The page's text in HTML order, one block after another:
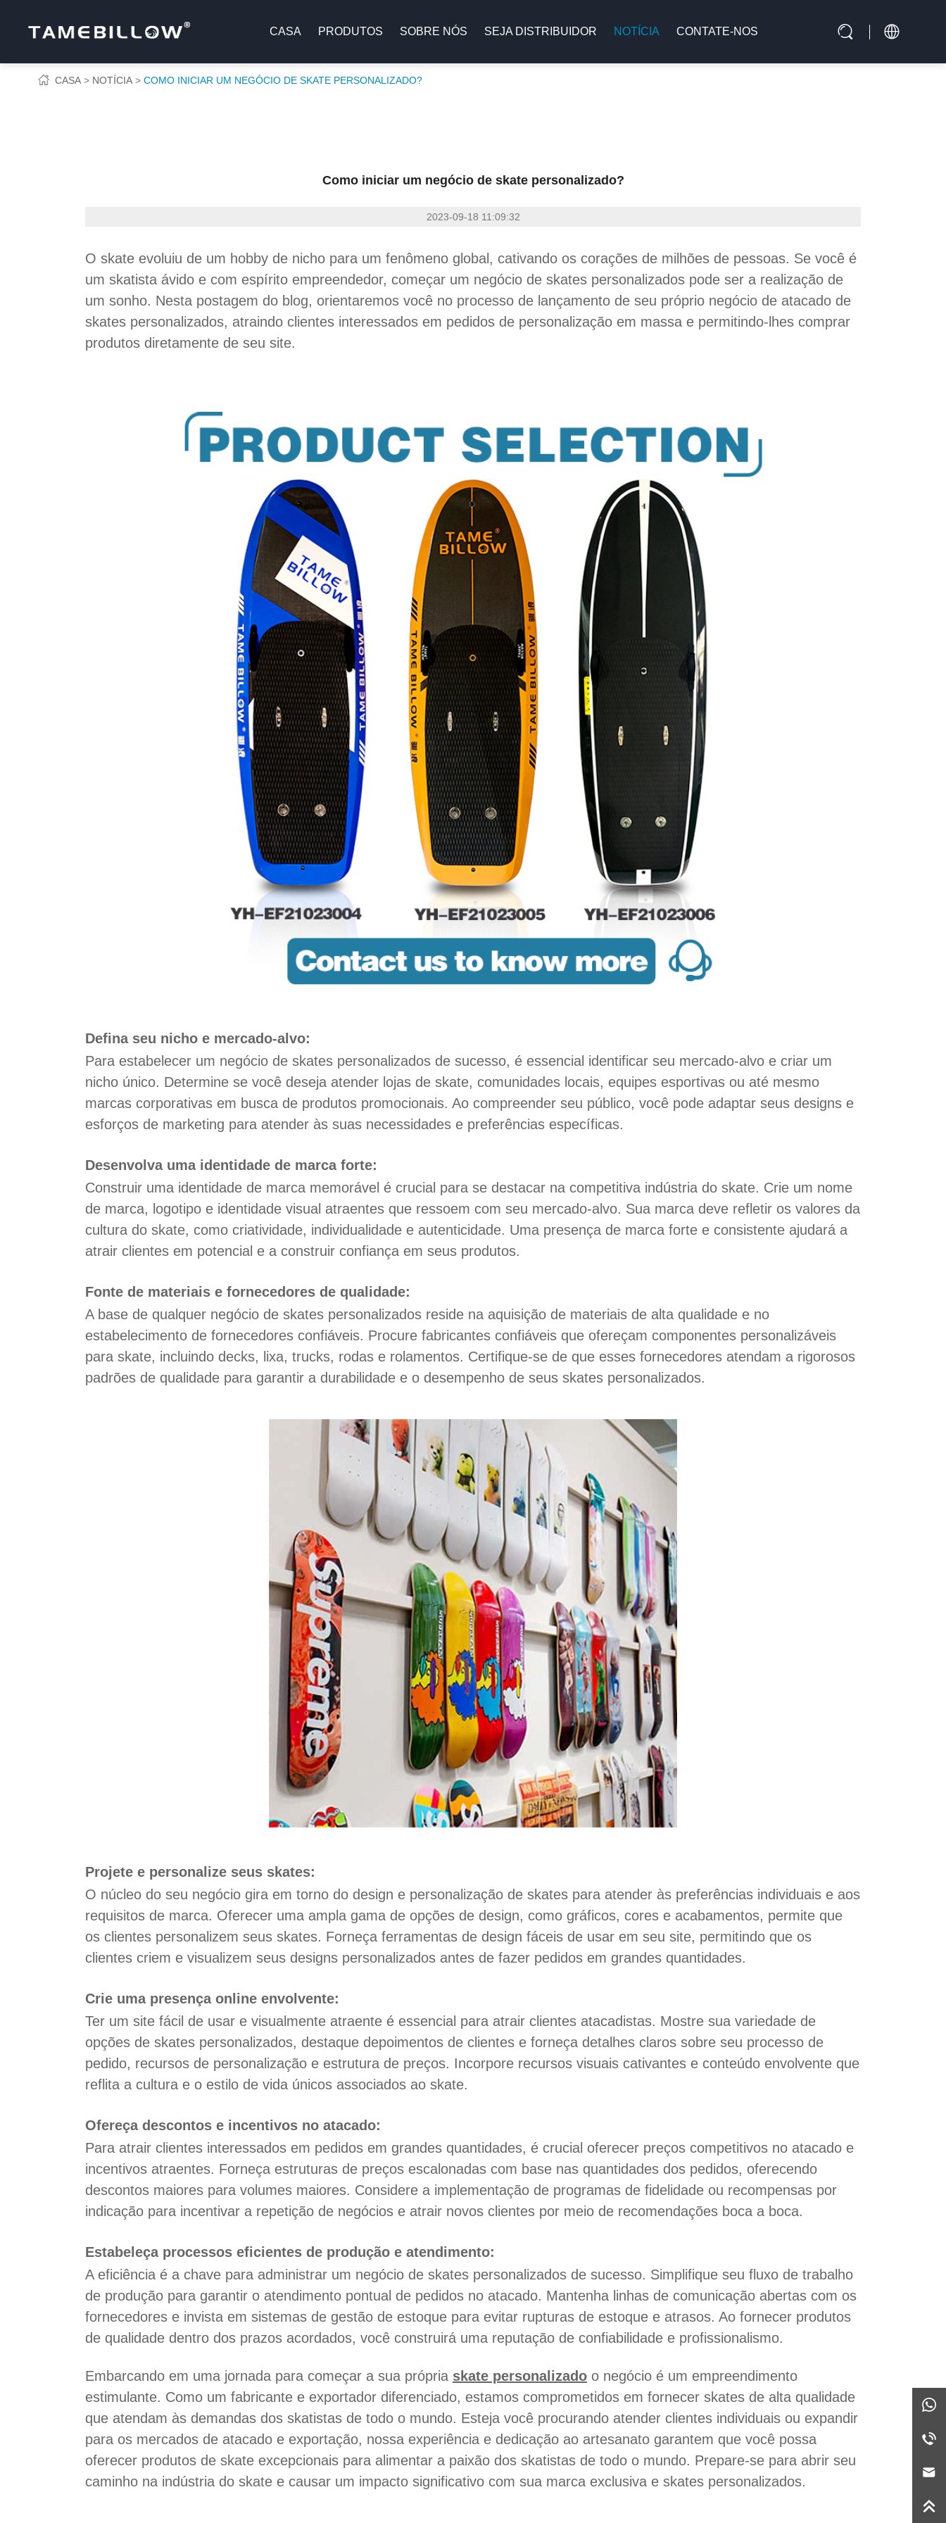
CASA PRODUTOS SOBRE NÓS SEJA DISTRIBUIDOR NOTÍCIA CONTATE-NOS
CASA NOTÍCIA COMO INICIAR UM NEGÓCIO DE SKATE PERSONALIZADO?
Como iniciar um negócio de skate personalizado?
2023-09-18 11:09:32
O skate evoluiu de um hobby de nicho para um fenômeno global, cativando os corações de milhões de pessoas. Se você é
um skatista ávido e com espírito empreendedor, começar um negócio de skates personalizados pode ser a realização de
um sonho. Nesta postagem do blog, orientaremos você no processo de lançamento de seu próprio negócio de atacado de
skates personalizados, atraindo clientes interessados em pedidos de personalização em massa e permitindo-lhes comprar
produtos diretamente de seu site.
Defina seu nicho e mercado-alvo:
Para estabelecer um negócio de skates personalizados de sucesso, é essencial identificar seu mercado-alvo e criar um
nicho único. Determine se você deseja atender lojas de skate, comunidades locais, equipes esportivas ou até mesmo
marcas corporativas em busca de produtos promocionais. Ao compreender seu público, você pode adaptar seus designs e
esforços de marketing para atender às suas necessidades e preferências específicas.
Desenvolva uma identidade de marca forte:
Construir uma identidade de marca memorável é crucial para se destacar na competitiva indústria do skate. Crie um nome
de marca, logotipo e identidade visual atraentes que ressoem com seu mercado-alvo. Sua marca deve refletir os valores da
cultura do skate, como criatividade, individualidade e autenticidade. Uma presença de marca forte e consistente ajudará a
atrair clientes em potencial e a construir confiança em seus produtos.
Fonte de materiais e fornecedores de qualidade:
A base de qualquer negócio de skates personalizados reside na aquisição de materiais de alta qualidade e no
estabelecimento de fornecedores confiáveis. Procure fabricantes confiáveis que ofereçam componentes personalizáveis
para skate, incluindo decks, lixa, trucks, rodas e rolamentos. Certifique-se de que esses fornecedores atendam a rigorosos
padrões de qualidade para garantir a durabilidade e o desempenho de seus skates personalizados.
Projete e personalize seus skates:
O núcleo do seu negócio gira em torno do design e personalização de skates para atender às preferências individuais e aos
requisitos de marca. Oferecer uma ampla gama de opções de design, como gráficos, cores e acabamentos, permite que
os clientes personalizem seus skates. Forneça ferramentas de design fáceis de usar em seu site, permitindo que os
clientes criem e visualizem seus designs personalizados antes de fazer pedidos em grandes quantidades.
Crie uma presença online envolvente:
Ter um site fácil de usar e visualmente atraente é essencial para atrair clientes atacadistas. Mostre sua variedade de
opções de skates personalizados, destaque depoimentos de clientes e forneça detalhes claros sobre seu processo de
pedido, recursos de personalização e estrutura de preços. Incorpore recursos visuais cativantes e conteúdo envolvente que
reflita a cultura e o estilo de vida únicos associados ao skate.
Ofereça descontos e incentivos no atacado:
Para atrair clientes interessados em pedidos em grandes quantidades, é crucial oferecer preços competitivos no atacado e
incentivos atraentes. Forneça estruturas de preços escalonadas com base nas quantidades dos pedidos, oferecendo
descontos maiores para volumes maiores. Considere a implementação de programas de fidelidade ou recompensas por
indicação para incentivar a repetição de negócios e atrair novos clientes por meio de recomendações boca a boca.
Estabeleça processos eficientes de produção e atendimento:
A eficiência é a chave para administrar um negócio de skates personalizados de sucesso. Simplifique seu fluxo de trabalho
de produção para garantir o atendimento pontual de pedidos no atacado. Mantenha linhas de comunicação abertas com os
fornecedores e invista em sistemas de gestão de estoque para evitar rupturas de estoque e atrasos. Ao fornecer produtos
de qualidade dentro dos prazos acordados, você construirá uma reputação de confiabilidade e profissionalismo.
Embarcando em uma jornada para começar a sua própria skate personalizadoo negócio é um empreendimento
estimulante. Como um fabricante e exportador diferenciado, estamos comprometidos em fornecer skates de alta qualidade
que atendam às demandas dos skatistas de todo o mundo. Esteja você procurando atender clientes individuais ou expandir
para os mercados de atacado e exportação, nossa experiência e dedicação ao artesanato garantem que você possa
oferecer produtos de skate excepcionais para alimentar a paixão dos skatistas de todo o mundo. Prepare-se para abrir seu
caminho na indústria do skate e causar um impacto significativo com sua marca exclusiva e skates personalizados.